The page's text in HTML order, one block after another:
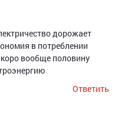
дорожает
в потреблении
вообще половину
Ответить